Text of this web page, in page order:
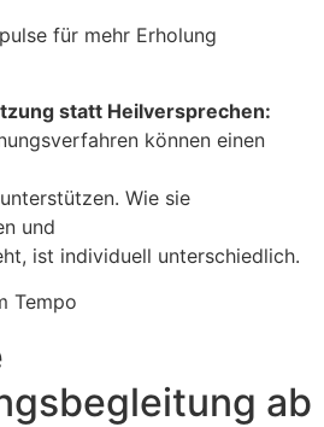
für mehr Erholung
statt Heilversprechen:
können einen
Wie sie
und
ist individuell unterschiedlich.
Tempo
ab